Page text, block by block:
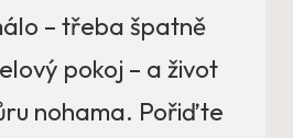
– třeba špatně
pokoj – a život
nohama. Pořiďte